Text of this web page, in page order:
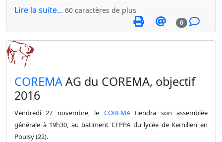
Lire la suite... 60 caractères de plus
0
​COREMAAG du COREMA, objectif
2016
Vendredi 27 novembre, le COREMAtiendra son assemblée
générale à 19h30, au batiment CFPPA du lycée de Kernilien en
Pouisy (22).